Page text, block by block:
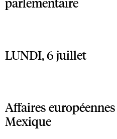
LUNDI, 6 juillet
Affaires
Mexique